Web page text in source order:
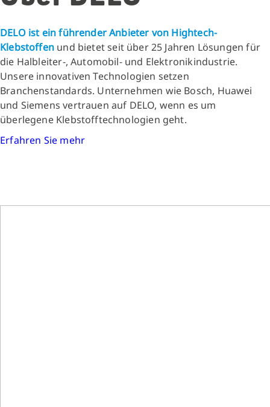
DELO ist ein führender Anbieter von Hightech-
Klebstoffenund bietet seit über 25 Jahren Lösungen für
die Halbleiter-, Automobil- und Elektronikindustrie.
Unsere innovativen Technologien setzen
Branchenstandards. Unternehmen wie Bosch, Huawei
und Siemens vertrauen auf DELO, wenn es um
überlegene Klebstofftechnologien geht.
Erfahren Sie mehr